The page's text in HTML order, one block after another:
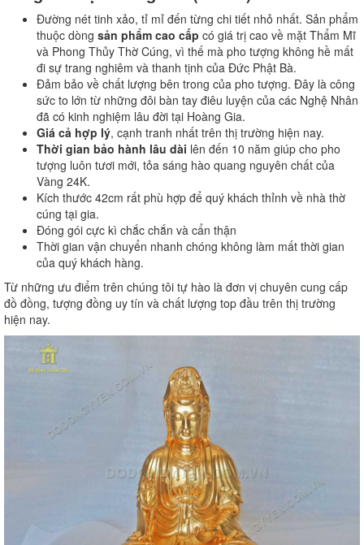
Đường nét tinh xảo, tỉ mỉ đến từng chi tiết nhỏ nhất. Sản phẩm
thuộc dòng sản phẩm cao cấp có giá trị cao về mặt Thẩm Mĩ
và Phong Thủy Thờ Cúng, vì thế mà pho tượng không hề mất
đi sự trang nghiêm và thanh tịnh của Đức Phật Bà.
Đảm bảo về chất lượng bên trong của pho tượng. Đây là công
sức to lớn từ những đôi bàn tay điêu luyện của các Nghệ Nhân
đã có kinh nghiệm lâu đời tại Hoàng Gia.
Giá cả hợp lý, cạnh tranh nhất trên thị trường hiện nay.
Thời gian bảo hành lâu dài lên đến 10 năm giúp cho pho
tượng luôn tươi mới, tỏa sáng hào quang nguyên chất của
Vàng 24K.
Kích thước 42cm rất phù hợp để quý khách thỉnh về nhà thờ
cúng tại gia.
Đóng gói cực kì chắc chắn và cẩn thận
Thời gian vận chuyển nhanh chóng không làm mất thời gian
của quý khách hàng.
Từ những ưu điểm trên chúng tôi tự hào là đơn vị chuyên cung cấp
đồ đồng, tượng đồng uy tín và chất lượng top đầu trên thị trường
hiện nay.